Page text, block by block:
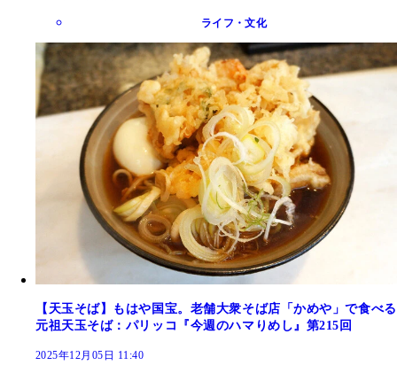
ライフ・文化
【天玉そば】もはや国宝。老舗大衆そば店「かめや」で食べる
元祖天玉そば：パリッコ『今週のハマりめし』第215回
2025年12月05日 11:40